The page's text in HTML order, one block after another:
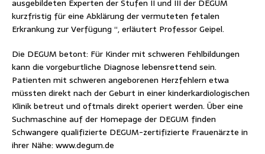
ausgebildeten Experten der Stufen II und III der DEGUM
kurzfristig für eine Abklärung der vermuteten fetalen
Erkrankung zur Verfügung “, erläutert Professor Geipel.
Die DEGUM betont: Für Kinder mit schweren Fehlbildungen
kann die vorgeburtliche Diagnose lebensrettend sein.
Patienten mit schweren angeborenen Herzfehlern etwa
müssten direkt nach der Geburt in einer kinderkardiologischen
Klinik betreut und oftmals direkt operiert werden. Über eine
Suchmaschine auf der Homepage der DEGUM finden
Schwangere qualifizierte DEGUM-zertifizierte Frauenärzte in
ihrer Nähe: www.degum.de